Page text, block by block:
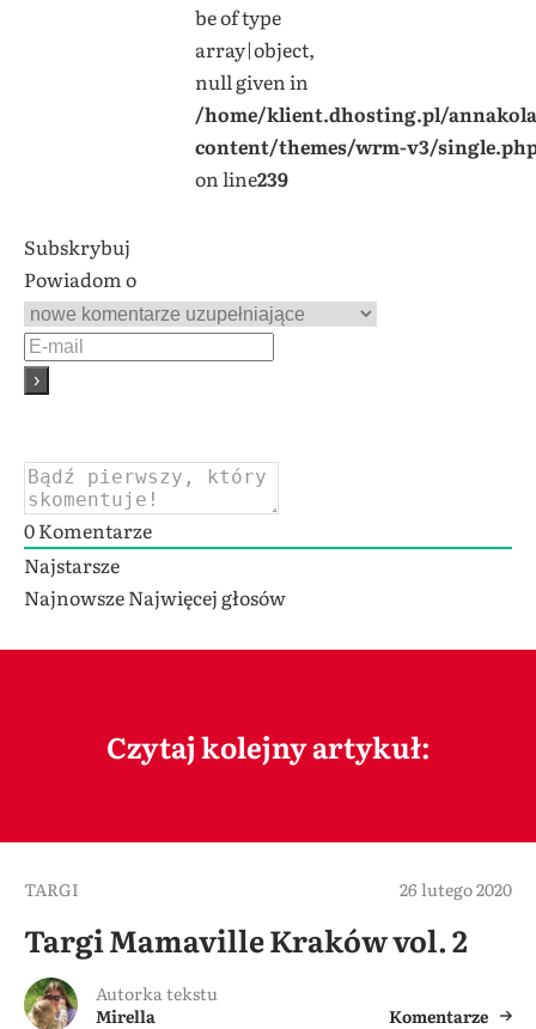
be of type
array|object,
null given in
/home/klient.dhosting.pl/
content/themes/wrm-v3/
on line239
Subskrybuj
Powiadom o
0Komentarze
Najstarsze
NajnowszeNajwięcej głosów
Czytaj kolejny artykuł:
TARGI 26 lutego 2020
Targi Mamaville Kraków vol. 2
Autorka tekstu
Mirella
Komentarze